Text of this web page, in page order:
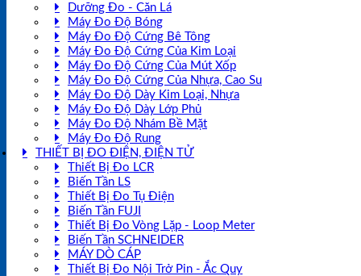
Dưỡng Đo - Căn Lá
Máy Đo Độ Bóng
Máy Đo Độ Cứng Bê Tông
Máy Đo Độ Cứng Của Kim Loại
Máy Đo Độ Cứng Của Mút Xốp
Máy Đo Độ Cứng Của Nhựa, Cao Su
Máy Đo Độ Dày Kim Loại, Nhựa
Máy Đo Độ Dày Lớp Phủ
Máy Đo Độ Nhám Bề Mặt
Máy Đo Độ Rung
THIẾT BỊ ĐO ĐIỆN, ĐIỆN TỬ
Thiết Bị Đo LCR
Biến Tần LS
Thiết Bị Đo Tụ Điện
Biến Tần FUJI
Thiết Bị Đo Vòng Lặp - Loop Meter
Biến Tần SCHNEIDER
MÁY DÒ CÁP
Thiết Bị Đo Nội Trở Pin - Ắc Quy